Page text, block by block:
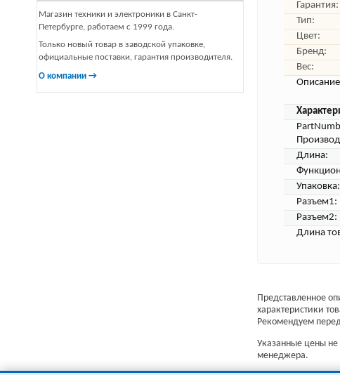
Магазин техники и электроники в Санкт-
Петербурге, работаем с 1999 года.
Только новый товар в заводской упаковке,
официальные поставки, гарантия производителя.
О компании →
Гарантия:
Тип:
Цвет:
Бренд:
Вес:
Длина:
Упаковка:
Разъем1:
Разъем2:
Длина
Представленное
характеристики
Рекомендуем
Указанные цены не
менеджера.